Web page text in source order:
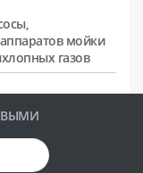
мойки
газов